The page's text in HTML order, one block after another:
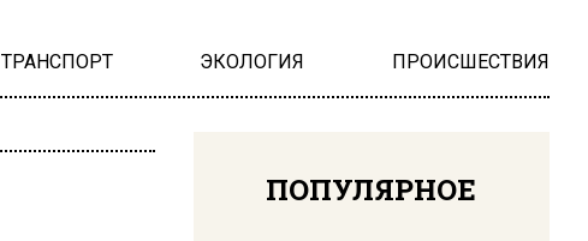
ТРАНСПОРТ ЭКОЛОГИЯ ПРОИСШЕСТВИЯ
ПОПУЛЯРНОЕ